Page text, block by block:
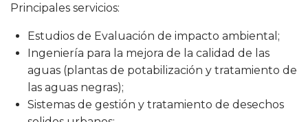
Principales servicios:
Estudios de Evaluación de impacto ambiental;
Ingeniería para la mejora de la calidad de las
aguas (plantas de potabilización y tratamiento de
las aguas negras);
Sistemas de gestión y tratamiento de desechos